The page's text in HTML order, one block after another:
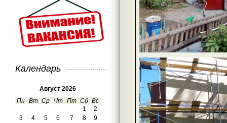
Календарь
Август 2026
Пн Вт Ср Чт Пт Сб Вс
1
2
3
4 5 6 7 8
9